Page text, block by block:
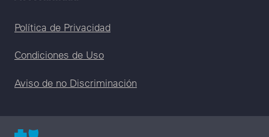
Legal menu
Política de Privacidad
Condiciones de Uso
Aviso de no Discriminación